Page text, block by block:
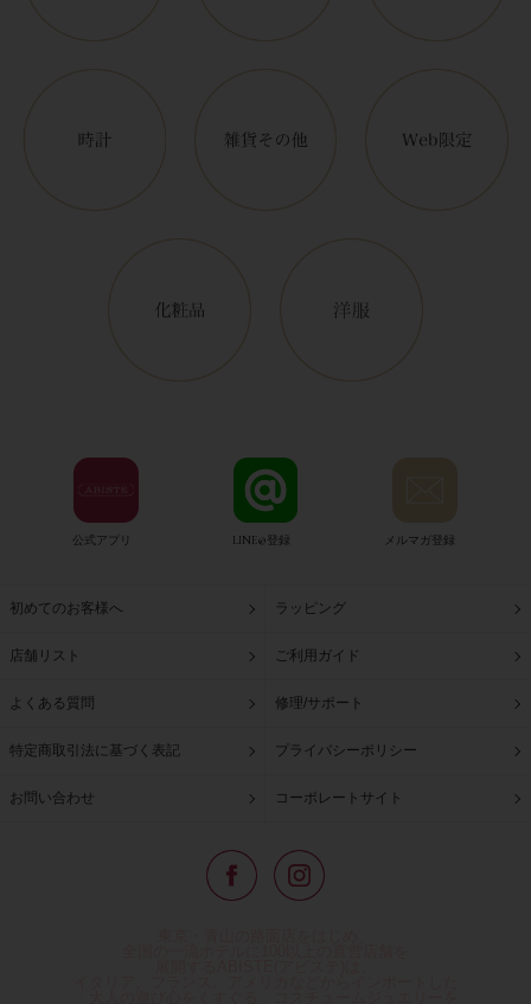
公式アプリ LINE@登録 メルマガ登録
初めてのお客様へ ラッピング
店舗リスト ご利用ガイド
よくある質問 修理/サポート
特定商取引法に基づく表記 プライバシーポリシー
お問い合わせ コーポレートサイト